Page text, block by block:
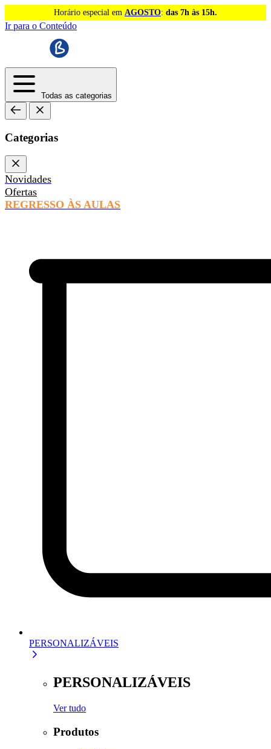
Horário especial em AGOSTO: das 7h às 15h.
Ir para o Conteúdo
Todas as categorias
Categorias
Novidades
Ofertas
REGRESSO ÀS AULAS
PERSONALIZÁVEIS
PERSONALIZÁVEIS
Ver tudo
Produtos